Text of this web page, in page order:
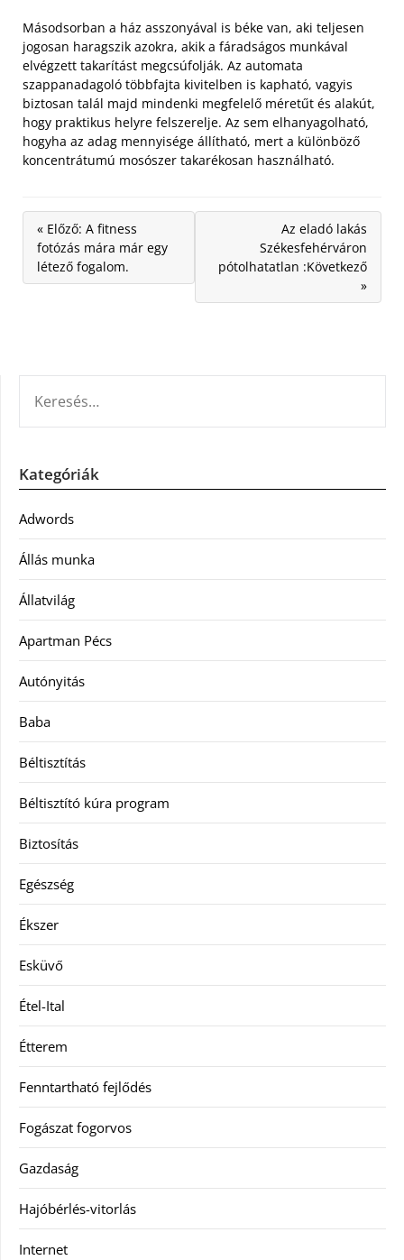
Másodsorban a ház asszonyával is béke van, aki teljesen
jogosan haragszik azokra, akik a fáradságos munkával
elvégzett takarítást megcsúfolják. Az automata
szappanadagoló többfajta kivitelben is kapható, vagyis
biztosan talál majd mindenki megfelelő méretűt és alakút,
hogy praktikus helyre felszerelje. Az sem elhanyagolható,
hogyha az adag mennyisége állítható, mert a különböző
koncentrátumú mosószer takarékosan használható.
« Előző: A fitness
fotózás mára már egy
létező fogalom.
Az eladó lakás
Székesfehérváron
pótolhatatlan :Következő
»
Kategóriák
Adwords
Állás munka
Állatvilág
Apartman Pécs
Autónyitás
Baba
Béltisztítás
Béltisztító kúra program
Biztosítás
Egészség
Ékszer
Esküvő
Étel-Ital
Étterem
Fenntartható fejlődés
Fogászat fogorvos
Gazdaság
Hajóbérlés-vitorlás
Internet